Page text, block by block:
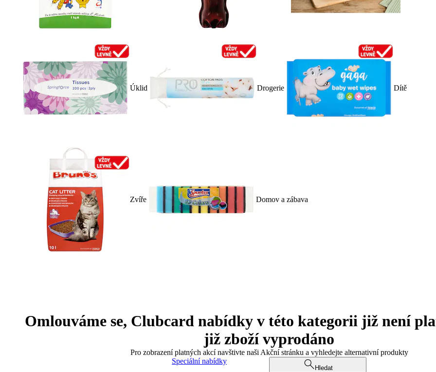
Úklid Drogerie Dítě
Zvíře Domov a zábava
Omlouváme se, Clubcard nabídky v této kategorii již není
již zboží vyprodáno
Pro zobrazení platných akcí navštivte naši Akční stránku a vyhledejte alternativní produkty
Speciální nabídky
Hledat